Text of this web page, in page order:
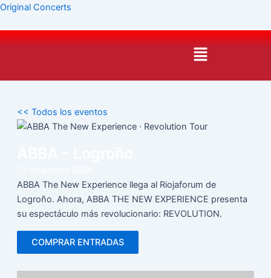
Ir
contenido
Original Concerts
Menú
<< Todos los eventos
ABBA The New Experience llega al Riojaforum de
Logroño. Ahora, ABBA THE NEW EXPERIENCE presenta
su espectáculo más revolucionario: REVOLUTION.
COMPRAR ENTRADAS